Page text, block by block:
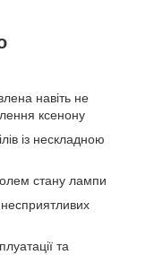
навіть не
ксенону
із нескладною
стану лампи
несприятливих
та